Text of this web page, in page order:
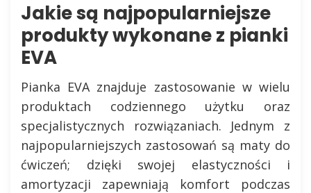
Jakie są najpopularniejsze
produkty wykonane z pianki
EVA
Pianka EVA znajduje zastosowanie w wielu
produktach codziennego użytku oraz
specjalistycznych rozwiązaniach. Jednym z
najpopularniejszych zastosowań są maty do
ćwiczeń; dzięki swojej elastyczności i
amortyzacji zapewniają komfort podczas